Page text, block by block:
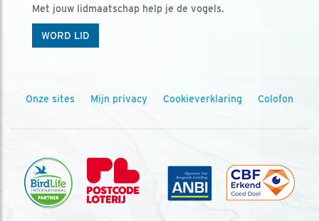
Met jouw lidmaatschap help je de vogels.
WORD LID
Onze sites Mijn privacy Cookieverklaring Colofon